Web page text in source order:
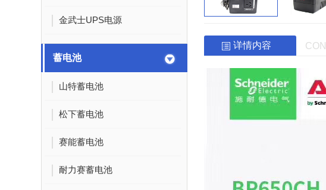
金武士UPS电源
蓄电池
山特蓄电池
松下蓄电池
赛能蓄电池
耐力赛蓄电池
详情内容